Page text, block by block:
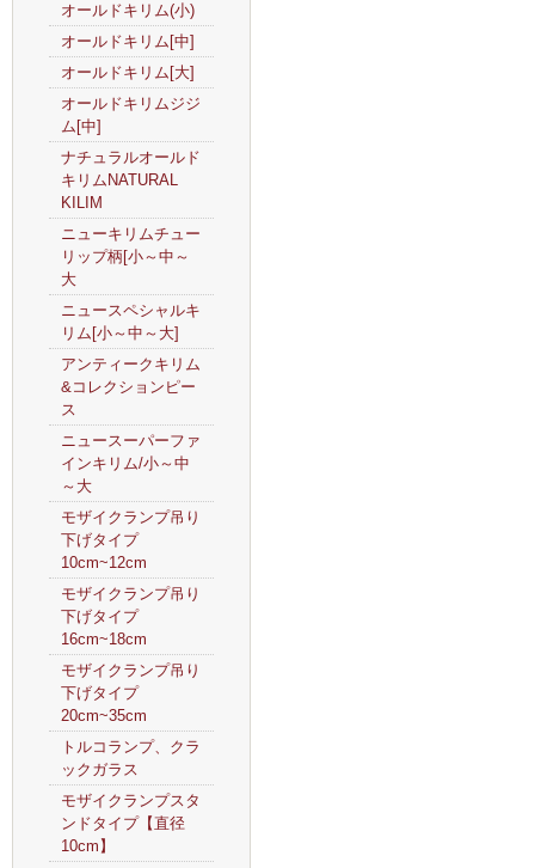
オールドキリム(小)
オールドキリム[中]
オールドキリム[大]
オールドキリムジジ
ム[中]
ナチュラルオールド
キリムNATURAL
KILIM
ニューキリムチュー
リップ柄[小～中～
大
ニュースペシャルキ
リム[小～中～大]
アンティークキリム
&コレクションピー
ス
ニュースーパーファ
インキリム/小～中
～大
モザイクランプ吊り
下げタイプ
10cm~12cm
モザイクランプ吊り
下げタイプ
16cm~18cm
モザイクランプ吊り
下げタイプ
20cm~35cm
トルコランプ、クラ
ックガラス
モザイクランプスタ
ンドタイプ【直径
10cm】